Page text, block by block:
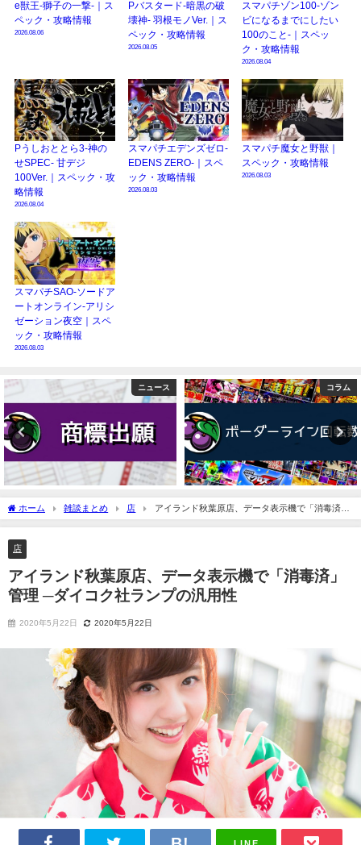
e獣王-獅子の一撃-｜ス
ペック・攻略情報
2026.08.06
Pバスタード-暗黒の破
壊神- 羽根モノVer.｜ス
ペック・攻略情報
2026.08.05
スマパチゾン100-ゾン
ビになるまでにしたい
100のこと-｜スペッ
ク・攻略情報
2026.08.04
Pうしおととら3-神の
せSPEC- 甘デジ
100Ver.｜スペック・攻
略情報
2026.08.04
スマパチエデンズゼロ-
EDENS ZERO-｜スペ
ック・攻略情報
2026.08.03
スマパチ魔女と野獣｜
スペック・攻略情報
2026.08.03
スマパチSAO-ソードア
ートオンライン-アリシ
ゼーション夜空｜スペ
ック・攻略情報
2026.08.03
コラム 演者
ホーム 雑談まとめ 店
アイランド秋葉原店、データ表示機で「消毒済」
管理 ─ダイコク社ランプの汎用性
店
アイランド秋葉原店、データ表示機で「消毒済」
管理 ─ダイコク社ランプの汎用性
2020年5月22日 2020年5月22日